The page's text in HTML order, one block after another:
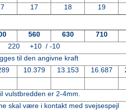
17 18 19
560 630 710
220 +10 / -10
til den angivne kraft
10.379 13.153 16.687
vulstbredden er 2-4mm.
skal være i kontakt med svejsespejl